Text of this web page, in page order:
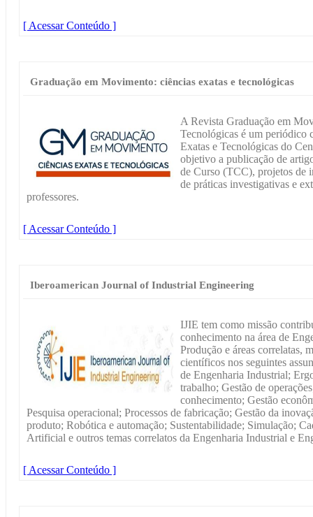
[ Acessar Conteúdo ]
Graduação em Movimento: ciências exatas e tecnológicas
A Revista Graduação em
Tecnológicas é um periódico
Exatas e Tecnológicas do
objetivo a publicação de
de Curso (TCC), projetos de
de práticas investigativas e
professores.
[ Acessar Conteúdo ]
Iberoamerican Journal of Industrial Engineering
IJIE tem como missão
conhecimento na área de
Produção e áreas correlatas,
científicos nos seguintes
de Engenharia Industrial;
trabalho; Gestão de
conhecimento; Gestão
Pesquisa operacional; Processos de fabricação; Gestão da
produto; Robótica e automação; Sustentabilidade; Simulação;
Artificial e outros temas correlatos da Engenharia Industrial e
[ Acessar Conteúdo ]